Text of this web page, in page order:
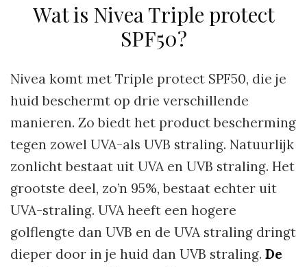
Wat is Nivea Triple protect
SPF50?
Nivea komt met Triple protect SPF50, die je
huid beschermt op drie verschillende
manieren. Zo biedt het product bescherming
tegen zowel UVA-als UVB straling. Natuurlijk
zonlicht bestaat uit UVA en UVB straling. Het
grootste deel, zo’n 95%, bestaat echter uit
UVA-straling. UVA heeft een hogere
golflengte dan UVB en de UVA straling dringt
dieper door in je huid dan UVB straling. De